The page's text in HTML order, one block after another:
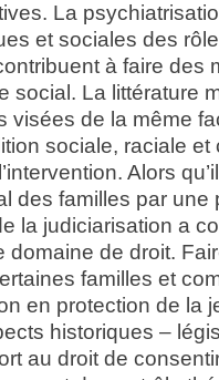
La
et sociales des
à faire des
social. La littérature
visées de la même
sociale, raciale
Alors
des familles par une
la judiciarisation a
domaine de droit.
familles et
en protection de la
historiques –
au droit de